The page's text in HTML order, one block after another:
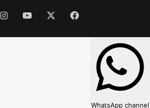
فيسبوك
WhatsApp channel